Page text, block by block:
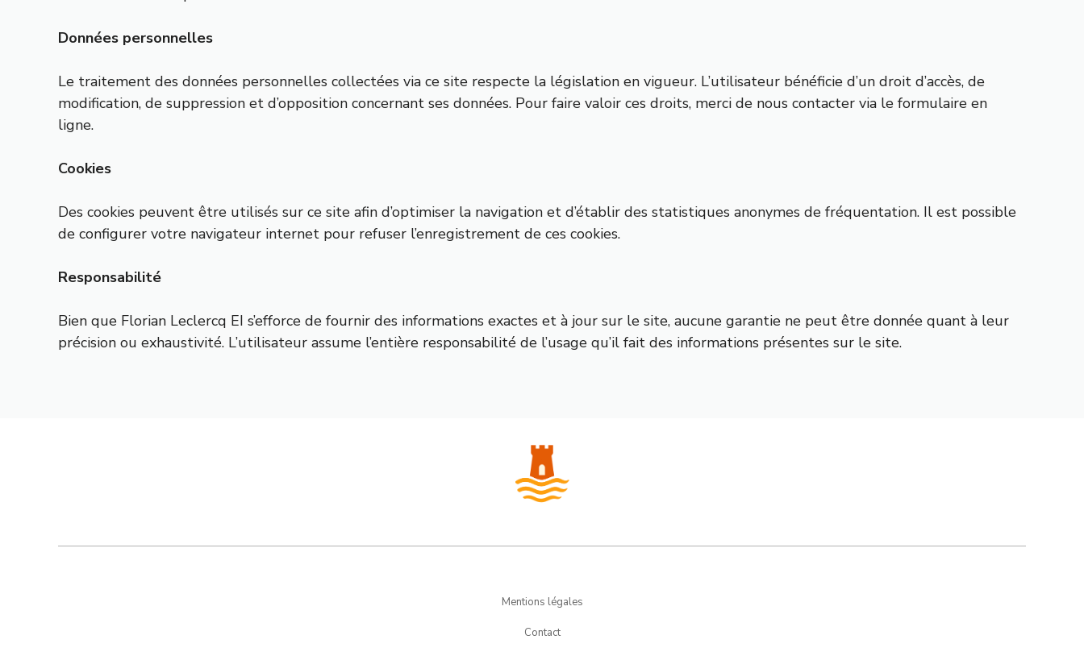
Données personnelles
Le traitement des données personnelles collectées via ce site respecte la législation en vigueur. L’utilisateur bénéficie d’un droit d’accès, de
modification, de suppression et d’opposition concernant ses données. Pour faire valoir ces droits, merci de nous contacter via le formulaire en
ligne.
Cookies
Des cookies peuvent être utilisés sur ce site afin d’optimiser la navigation et d’établir des statistiques anonymes de fréquentation. Il est possible
de configurer votre navigateur internet pour refuser l’enregistrement de ces cookies.
Responsabilité
Bien que Florian Leclercq EI s’efforce de fournir des informations exactes et à jour sur le site, aucune garantie ne peut être donnée quant à leur
précision ou exhaustivité. L’utilisateur assume l’entière responsabilité de l’usage qu’il fait des informations présentes sur le site.
Mentions légales
Contact